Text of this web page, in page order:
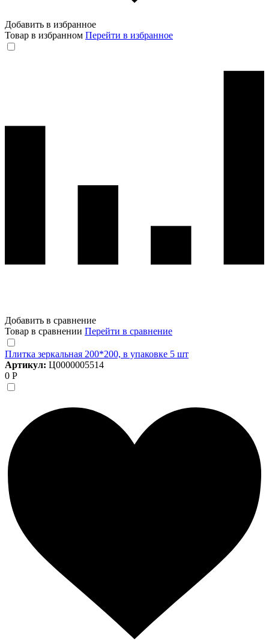
Добавить в избранное
Товар в избранном Перейти в избранное
Добавить в сравнение
Товар в сравнении Перейти в сравнение
Плитка зеркальная 200*200, в упаковке 5 шт
Артикул: Ц0000005514
0 Р